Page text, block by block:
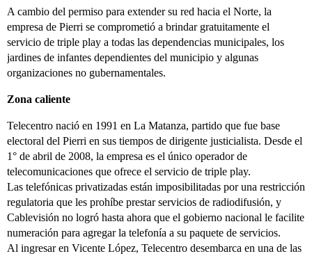
A cambio del permiso para extender su red hacia el Norte, la
empresa de Pierri se comprometió a brindar gratuitamente el
servicio de triple play a todas las dependencias municipales, los
jardines de infantes dependientes del municipio y algunas
organizaciones no gubernamentales.
Zona caliente
Telecentro nació en 1991 en La Matanza, partido que fue base
electoral del Pierri en sus tiempos de dirigente justicialista. Desde el
1° de abril de 2008, la empresa es el único operador de
telecomunicaciones que ofrece el servicio de triple play.
Las telefónicas privatizadas están imposibilitadas por una restricción
regulatoria que les prohíbe prestar servicios de radiodifusión, y
Cablevisión no logró hasta ahora que el gobierno nacional le facilite
numeración para agregar la telefonía a su paquete de servicios.
Al ingresar en Vicente López, Telecentro desembarca en una de las